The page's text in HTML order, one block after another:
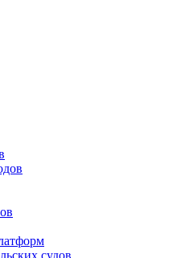
судов